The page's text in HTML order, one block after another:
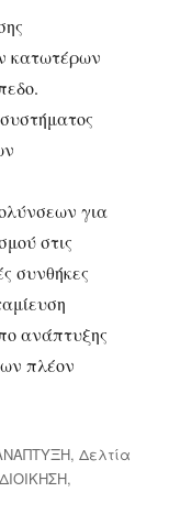
κατωτέρων
για
στις
συνθήκες
ανάπτυξης
πλέον
,Δελτία
,